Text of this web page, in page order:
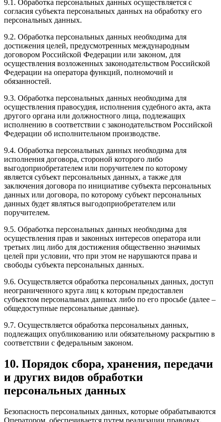
9.1. Обработка персональных данных осуществляется с
согласия субъекта персональных данных на обработку его
персональных данных.
9.2. Обработка персональных данных необходима для
достижения целей, предусмотренных международным
договором Российской Федерации или законом, для
осуществления возложенных законодательством Российской
Федерации на оператора функций, полномочий и
обязанностей.
9.3. Обработка персональных данных необходима для
осуществления правосудия, исполнения судебного акта, акта
другого органа или должностного лица, подлежащих
исполнению в соответствии с законодательством Российской
Федерации об исполнительном производстве.
9.4. Обработка персональных данных необходима для
исполнения договора, стороной которого либо
выгодоприобретателем или поручителем по которому
является субъект персональных данных, а также для
заключения договора по инициативе субъекта персональных
данных или договора, по которому субъект персональных
данных будет являться выгодоприобретателем или
поручителем.
9.5. Обработка персональных данных необходима для
осуществления прав и законных интересов оператора или
третьих лиц либо для достижения общественно значимых
целей при условии, что при этом не нарушаются права и
свободы субъекта персональных данных.
9.6. Осуществляется обработка персональных данных, доступ
неограниченного круга лиц к которым предоставлен
субъектом персональных данных либо по его просьбе (далее –
общедоступные персональные данные).
9.7. Осуществляется обработка персональных данных,
подлежащих опубликованию или обязательному раскрытию в
соответствии с федеральным законом.
10. Порядок сбора, хранения, передачи
и других видов обработки
персональных данных
Безопасность персональных данных, которые обрабатываются